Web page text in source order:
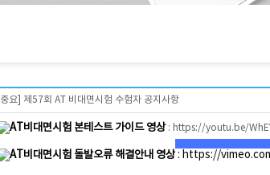
[중요] 제57회 AT 비대면시험 수험자 공지사항
AT비대면시험 본테스트 가이드 영상 : https://youtu.be/
AT비대면시험 돌발오류 해결안내 영상: https://